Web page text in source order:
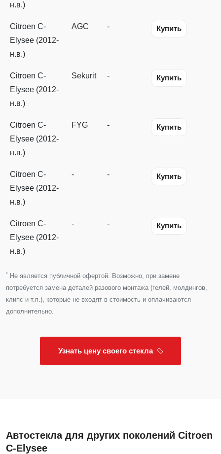
н.в.)
Citroen C-
Elysee (2012-
н.в.)
AGC - Купить
Citroen C-
Elysee (2012-
н.в.)
Sekurit - Купить
Citroen C-
Elysee (2012-
н.в.)
FYG - Купить
Citroen C-
Elysee (2012-
н.в.)
- - Купить
Citroen C-
Elysee (2012-
н.в.)
- - Купить
* Не является публичной офертой. Возможно, при замене
потребуется замена деталей разового монтажа (гелей, молдингов,
клипс и т.п.), которые не входят в стоимость и оплачиваются
дополнительно.
Узнать цену своего стекла
Автостекла для других поколений Citroen
C-Elysee